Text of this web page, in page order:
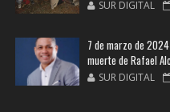
SUR DIGITAL
7 de marzo de
muerte de Rafael
SUR DIGITAL